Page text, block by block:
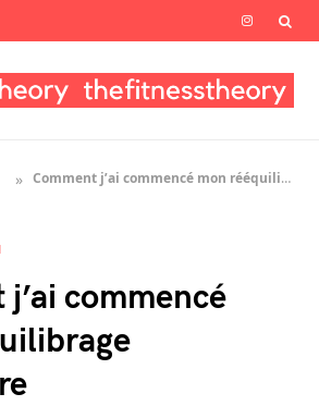
I
s
a
» Comment j’ai commencé mon rééquilibrage alimentaire
commencé